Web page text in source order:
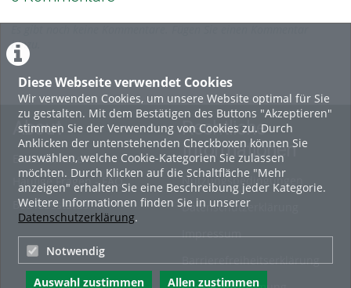
Diese Webseite verwendet Cookies
Wir verwenden Cookies, um unsere Website optimal für Sie
zu gestalten. Mit dem Bestätigen des Buttons "Akzeptieren"
stimmen Sie der Verwendung von Cookies zu. Durch
Anklicken der untenstehenden Checkboxen können Sie
auswählen, welche Cookie-Kategorien Sie zulassen
möchten. Durch Klicken auf die Schaltfläche "Mehr
anzeigen" erhalten Sie eine Beschreibung jeder Kategorie.
Weitere Informationen finden Sie in unserer
Datenschutzerklärung.
Notwendig
Auswahl zustimmen Allen zustimmen
hinzu.
About
Erste Schritte
Häufige Fragen - FAQ
Betriebsstatus
Rechtliche
Informationen
Nutzungsbedingungen
Datenschutzerklärung
Impressum
Barrierefreiheitserklärung